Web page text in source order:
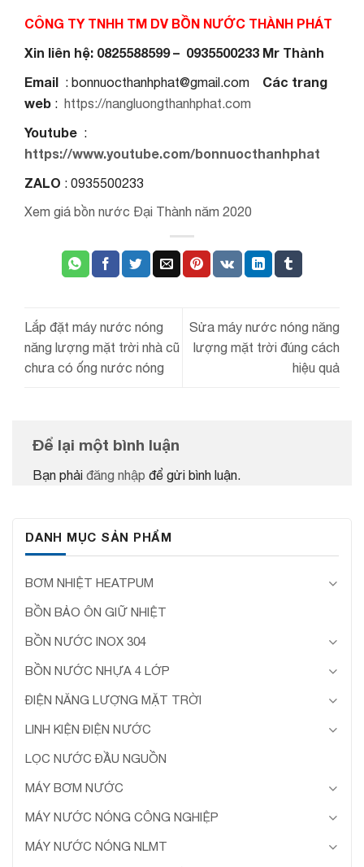
CÔNG TY TNHH TM DV BỒN NƯỚC THÀNH PHÁT
Xin liên hệ: 0825588599 – 0935500233 Mr Thành
Email : bonnuocthanhphat@gmail.com
Các trang
web : https://nangluongthanhphat.com
Youtube :
https://www.youtube.com/bonnuocthanhphat
ZALO : 0935500233
Xem giá bồn nước Đại Thành năm 2020
Lắp đặt máy nước nóng
năng lượng mặt trời nhà cũ
chưa có ống nước nóng
Sửa máy nước nóng năng
lượng mặt trời đúng cách
hiệu quả
Để lại một bình luận
Bạn phải đăng nhập để gửi bình luận.
DANH MỤC SẢN PHẨM
BƠM NHIỆT HEATPUM
BỒN BẢO ÔN GIỮ NHIỆT
BỒN NƯỚC INOX 304
BỒN NƯỚC NHỰA 4 LỚP
ĐIỆN NĂNG LƯỢNG MẶT TRỜI
LINH KIỆN ĐIỆN NƯỚC
LỌC NƯỚC ĐẦU NGUỒN
MÁY BƠM NƯỚC
MÁY NƯỚC NÓNG CÔNG NGHIỆP
MÁY NƯỚC NÓNG NLMT